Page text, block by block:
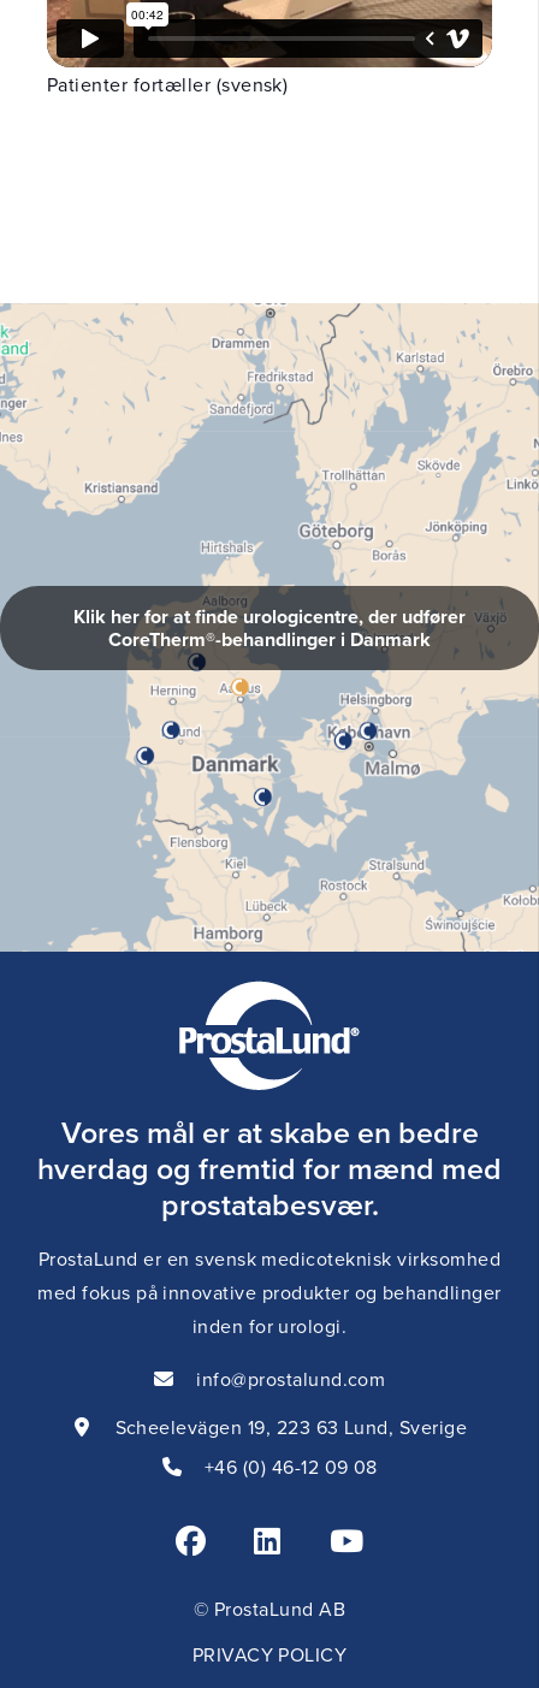
Patienter fortæller (svensk)
Klik her for at finde urologicentre, der udfører
CoreTherm®-behandlinger i Danmark
Vores mål er at skabe en bedre
hverdag og fremtid for mænd med
prostatabesvær.
ProstaLund er en svensk medicoteknisk virksomhed
med fokus på innovative produkter og behandlinger
inden for urologi.
info@prostalund.com
Scheelevägen 19, 223 63 Lund, Sverige
+46 (0) 46-12 09 08
© ProstaLund AB
PRIVACY POLICY